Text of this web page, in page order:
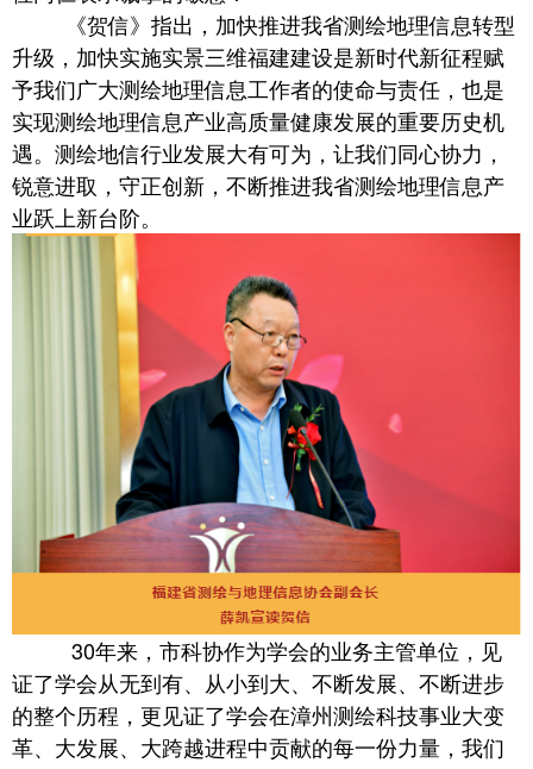
《贺信》指出，加快推进我省测绘地理信息转型
升级，加快实施实景三维福建建设是新时代新征程赋
予我们广大测绘地理信息工作者的使命与责任，也是
实现测绘地理信息产业高质量健康发展的重要历史机
遇。测绘地信行业发展大有可为，让我们同心协力，
锐意进取，守正创新，不断推进我省测绘地理信息产
业跃上新台阶。
30年来，市科协作为学会的业务主管单位，见
证了学会从无到有、从小到大、不断发展、不断进步
的整个历程，更见证了学会在漳州测绘科技事业大变
革、大发展、大跨越进程中贡献的每一份力量，我们